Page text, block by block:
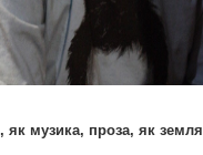
як музика, проза, як земля